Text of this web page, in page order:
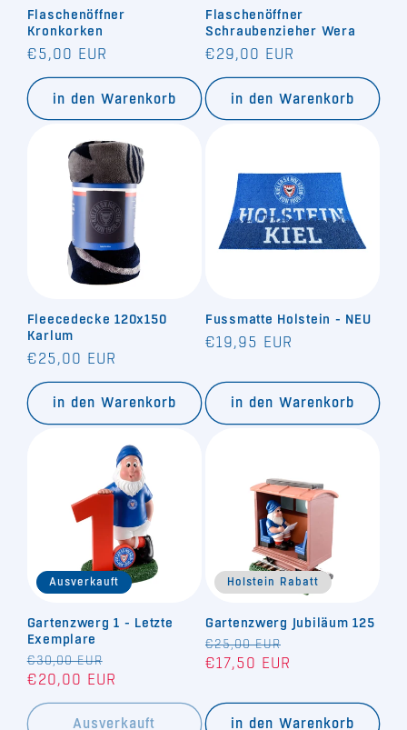
Flaschenöffner
Kronkorken
Normaler
Preis
€5,00 EUR
in den Warenkorb
Flaschenöffner
Schraubenzieher Wera
Normaler
Preis
€29,00 EUR
in den Warenkorb
Fleecedecke 120x150
Karlum
Normaler
Preis
€25,00 EUR
in den Warenkorb
Fussmatte Holstein - NEU
Normaler
€19,95 EUR
in den Warenkorb
Ausverkauft
Gartenzwerg 1 - Letzte
Exemplare
Normaler
Preis
€30,00 EUR
Verkaufspreis
€20,00 EUR
Ausverkauft
Holstein Rabatt
Gartenzwerg Jubiläum 125
Normaler
Preis
€25,00 EUR
€17,50 EUR
in den Warenkorb